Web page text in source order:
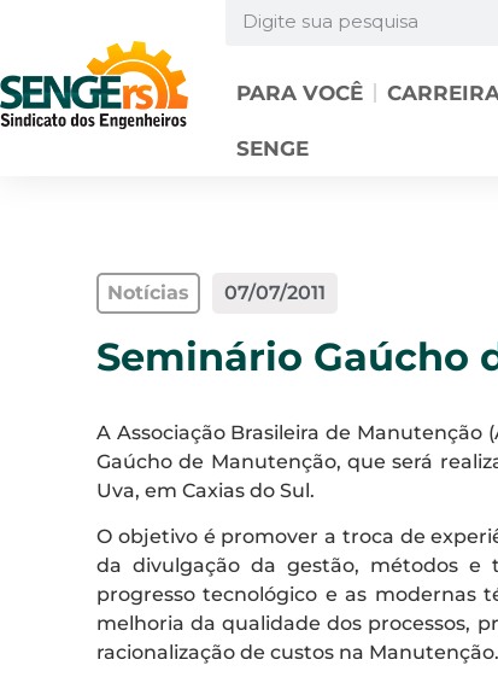
PARA VOCÊ
SENGE
Notícias 07/07/2011
Seminário Gaúcho
A Associação Brasileira de Manutenção
Gaúcho de Manutenção, que será
Uva, em Caxias do Sul.
O objetivo é promover a troca de
da divulgação da gestão, métodos e
progresso tecnológico e as modernas
melhoria da qualidade dos processos,
racionalização de custos na Manutenção.